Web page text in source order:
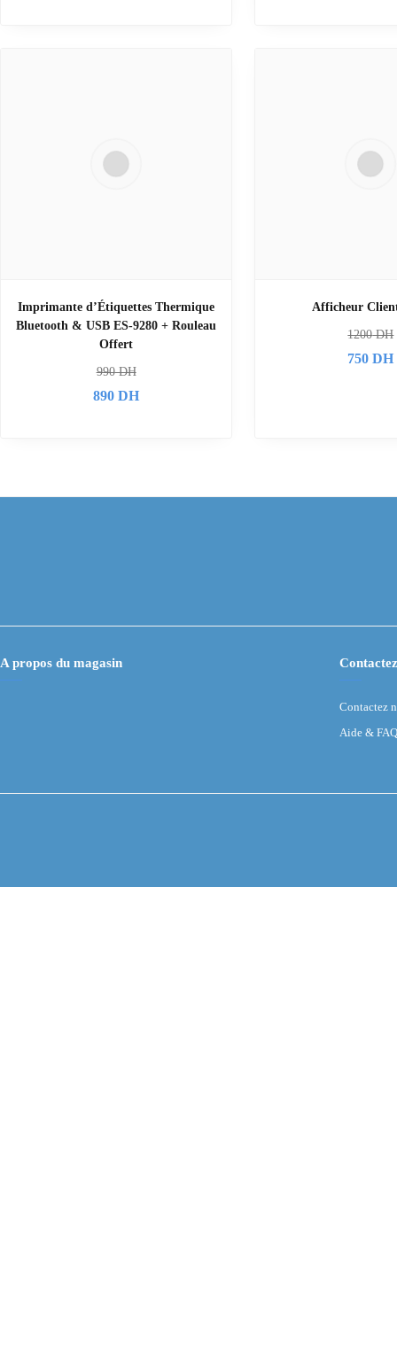
Imprimante d’Étiquettes Thermique
Bluetooth & USB ES-9280 + Rouleau
Offert
990DH
890 DH
Afficheur
1200DH
750 DH
A propos du magasin
Contactez
Aide & FAQ